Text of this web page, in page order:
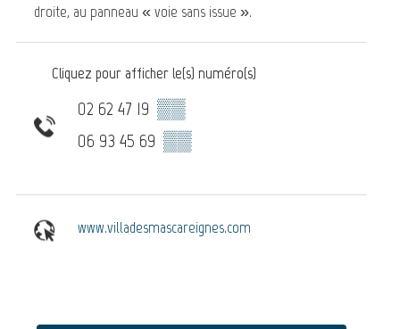
droite, au panneau « voie sans issue ».
Cliquez pour afficher le(s) numéro(s)
02 62 47 19 ▒▒
06 93 45 69 ▒▒
www.villadesmascareignes.com